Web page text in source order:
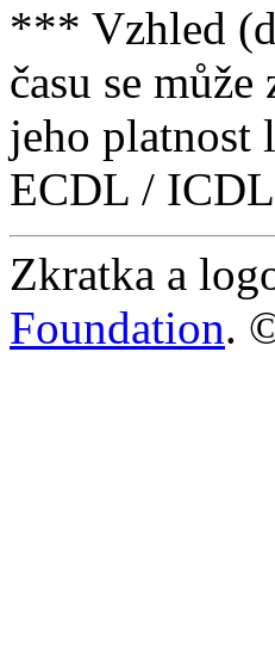
*** Vzhled
času se
jeho platnost
ECDL /
Zkratka a
Foundation.